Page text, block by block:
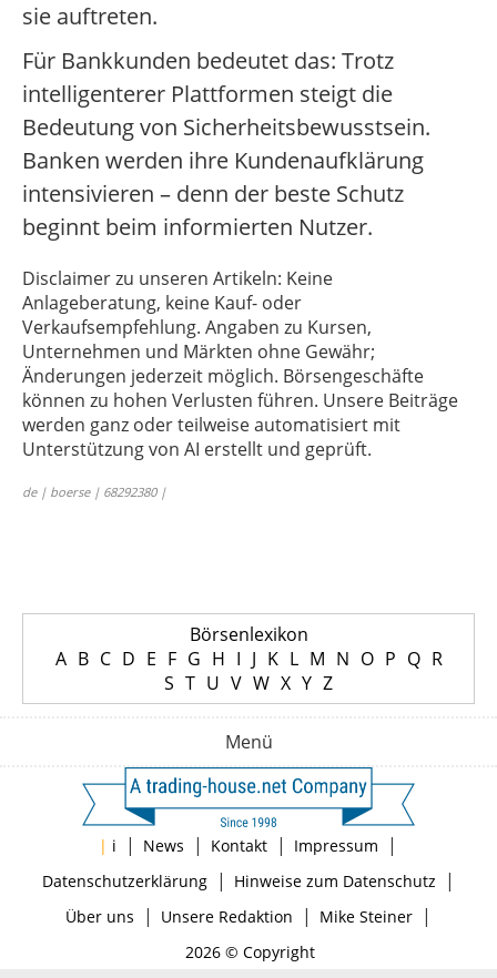
sie auftreten.
Für Bankkunden bedeutet das: Trotz
intelligenterer Plattformen steigt die
Bedeutung von Sicherheitsbewusstsein.
Banken werden ihre Kundenaufklärung
intensivieren – denn der beste Schutz
beginnt beim informierten Nutzer.
Disclaimer zu unseren Artikeln: Keine
Anlageberatung, keine Kauf- oder
Verkaufsempfehlung. Angaben zu Kursen,
Unternehmen und Märkten ohne Gewähr;
Änderungen jederzeit möglich. Börsengeschäfte
können zu hohen Verlusten führen. Unsere Beiträge
werden ganz oder teilweise automatisiert mit
Unterstützung von AI erstellt und geprüft.
de | boerse | 68292380 |
Börsenlexikon
A B C D E F G H I J K L M N O P Q R
S T U V W X Y Z
Menü
| i | News | Kontakt | Impressum |
Datenschutzerklärung| Hinweise zum Datenschutz |
Über uns | Unsere Redaktion | Mike Steiner|
2026 © Copyright